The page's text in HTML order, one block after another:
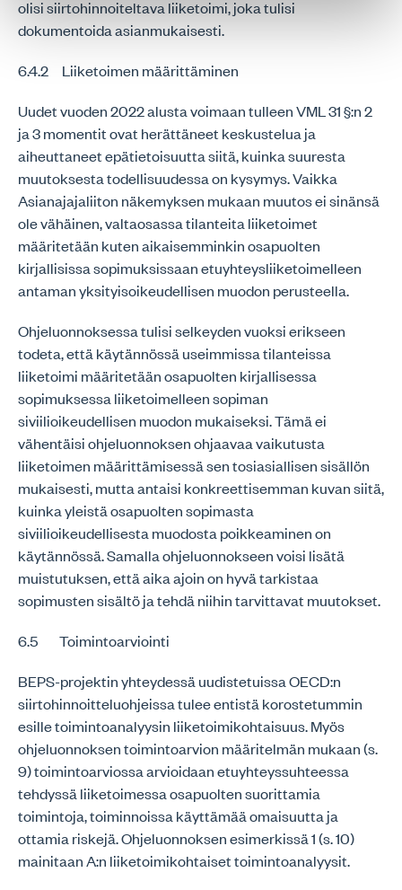
olisi siirtohinnoiteltava liiketoimi, joka tulisi
dokumentoida asianmukaisesti.
6.4.2 Liiketoimen määrittäminen
Uudet vuoden 2022 alusta voimaan tulleen VML 31 §:n 2
ja 3 momentit ovat herättäneet keskustelua ja
aiheuttaneet epätietoisuutta siitä, kuinka suuresta
muutoksesta todellisuudessa on kysymys. Vaikka
Asianajajaliiton näkemyksen mukaan muutos ei sinänsä
ole vähäinen, valtaosassa tilanteita liiketoimet
määritetään kuten aikaisemminkin osapuolten
kirjallisissa sopimuksissaan etuyhteysliiketoimelleen
antaman yksityisoikeudellisen muodon perusteella.
Ohjeluonnoksessa tulisi selkeyden vuoksi erikseen
todeta, että käytännössä useimmissa tilanteissa
liiketoimi määritetään osapuolten kirjallisessa
sopimuksessa liiketoimelleen sopiman
siviilioikeudellisen muodon mukaiseksi. Tämä ei
vähentäisi ohjeluonnoksen ohjaavaa vaikutusta
liiketoimen määrittämisessä sen tosiasiallisen sisällön
mukaisesti, mutta antaisi konkreettisemman kuvan siitä,
kuinka yleistä osapuolten sopimasta
siviilioikeudellisesta muodosta poikkeaminen on
käytännössä. Samalla ohjeluonnokseen voisi lisätä
muistutuksen, että aika ajoin on hyvä tarkistaa
sopimusten sisältö ja tehdä niihin tarvittavat muutokset.
6.5 Toimintoarviointi
BEPS-projektin yhteydessä uudistetuissa OECD:n
siirtohinnoitteluohjeissa tulee entistä korostetummin
esille toimintoanalyysin liiketoimikohtaisuus. Myös
ohjeluonnoksen toimintoarvion määritelmän mukaan (s.
9) toimintoarviossa arvioidaan etuyhteyssuhteessa
tehdyssä liiketoimessa osapuolten suorittamia
toimintoja, toiminnoissa käyttämää omaisuutta ja
ottamia riskejä. Ohjeluonnoksen esimerkissä 1 (s. 10)
mainitaan A:n liiketoimikohtaiset toimintoanalyysit.